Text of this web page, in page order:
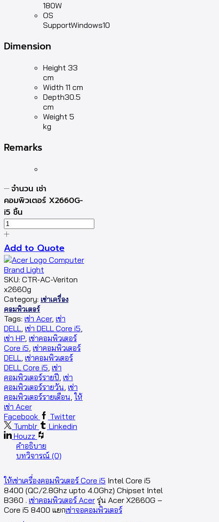
180W
OS
SupportWindows10
Dimension
Height 33
cm
Width 11 cm
Depth30.5
cm
Weight 5
kg
Remarks
จำนวน เช่า
คอมพิวเตอร์ X2660G-
i5 ชิ้น
Add to Quote
SKU: CTR-AC-Veriton
x2660g
Category: เช่าเครื่อง
คอมพิวเตอร์
Tags: เช่า Acer, เช่า
DELL, เช่า DELL Core i5,
เช่า HP, เช่าคอมพิวเตอร์
Core i5, เช่าคอมพิวเตอร์
DELL, เช่าคอมพิวเตอร์
DELL Core i5, เช่า
คอมพิวเตอร์รายปี, เช่า
คอมพิวเตอร์รายวัน, เช่า
คอมพิวเตอร์รายเดือน,ให้
เช่า Acer
Facebook
Twitter
Tumblr
Linkedin
Houzz
คำอธิบาย
บทวิจารณ์ (0)
ให้เช่าเครื่องคอมพิวเตอร์ Core i5 Intel Core i5
8400 (QC/2.8Ghz upto 4.0Ghz) Chipset Intel
B360 . เช่าคอมพิวเตอร์ Acer รุ่น Acer X2660G –
Core i5 8400 แยกเช่าจอคอมพิวเตอร์